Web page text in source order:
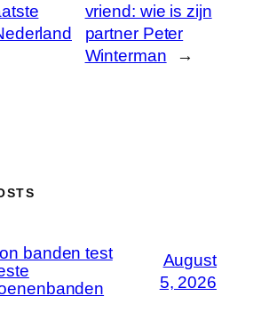
vriend: wie is zijn
partner Peter
Winterman
→
banden test
August
5, 2026